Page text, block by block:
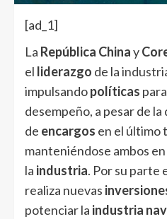
[ad_1]
La República Chinay
el liderazgo de la
impulsandopolíticas
desempeño, a pesar de
de encargos en el último
manteniéndose ambos
la industria. Por su parte
realiza nuevas
potenciar la industria